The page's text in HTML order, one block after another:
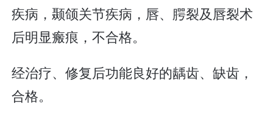
疾病，颞颌关节疾病，唇、腭裂及唇裂术
后明显瘢痕，不合格。
经治疗、修复后功能良好的龋齿、缺齿，
合格。